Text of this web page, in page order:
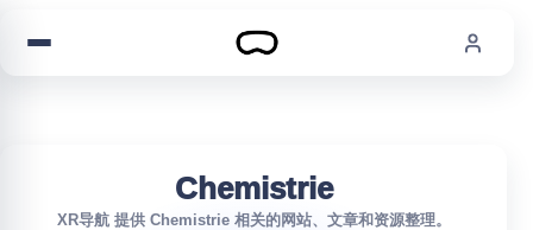
Chemistrie
XR导航 提供 Chemistrie 相关的网站、文章和资源整理。